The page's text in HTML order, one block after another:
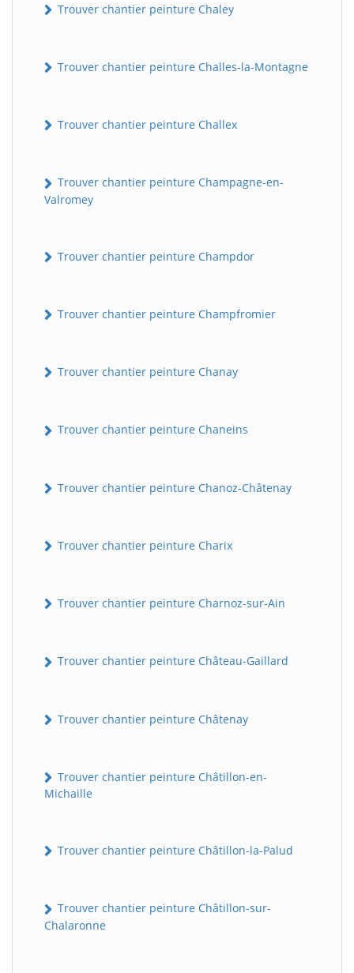
Trouver chantier peinture Chaley
Trouver chantier peinture Challes-la-Montagne
Trouver chantier peinture Challex
Trouver chantier peinture Champagne-en-
Valromey
Trouver chantier peinture Champdor
Trouver chantier peinture Champfromier
Trouver chantier peinture Chanay
Trouver chantier peinture Chaneins
Trouver chantier peinture Chanoz-Châtenay
Trouver chantier peinture Charix
Trouver chantier peinture Charnoz-sur-Ain
Trouver chantier peinture Château-Gaillard
Trouver chantier peinture Châtenay
Trouver chantier peinture Châtillon-en-
Michaille
Trouver chantier peinture Châtillon-la-Palud
Trouver chantier peinture Châtillon-sur-
Chalaronne